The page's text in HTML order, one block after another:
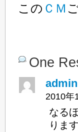
この ＣＭ
One
admin
2010年
なる
りま